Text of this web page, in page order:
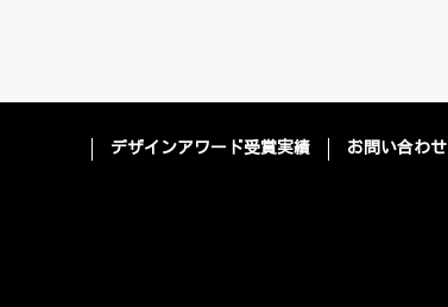
デザインアワード受賞実績 お問い合わせ